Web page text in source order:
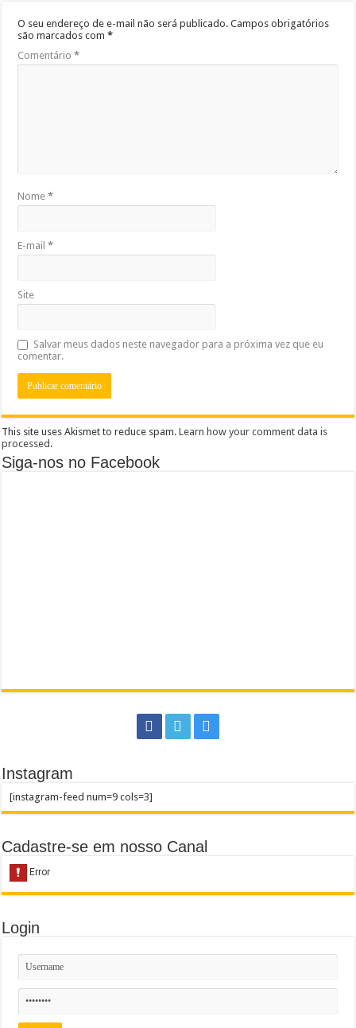
O seu endereço de e-mail não será publicado. Campos obrigatórios
são marcados com*
Comentário*
Nome*
E-mail*
Site
Salvar meus dados neste navegador para a próxima vez que eu
comentar.
This site uses Akismet to reduce spam.Learn how your comment data is
processed.
Siga-nos no Facebook
Instagram
[instagram-feed num=9 cols=3]
Cadastre-se em nosso Canal
Login